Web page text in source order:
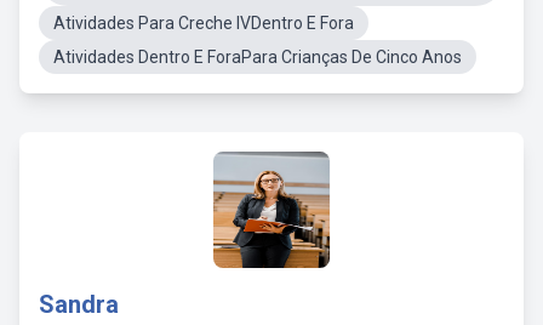
Atividades Para Creche IVDentro E Fora
Atividades Dentro E ForaPara Crianças De Cinco Anos
Sandra